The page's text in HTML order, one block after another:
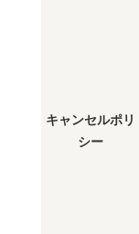
キャンセルポリ
シー